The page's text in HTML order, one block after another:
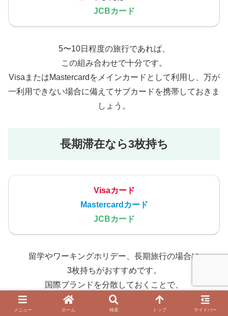
JCBカード
5〜10日程度の旅行であれば、
この組み合わせで十分です。
VisaまたはMastercardをメインカードとして利用し、万が
一利用できない場合に備えてサブカードを携帯しておきま
しょう。
長期滞在なら3枚持ち
Visaカード
Mastercardカード
JCBカード
留学やワーキングホリデー、長期旅行の場合は
3枚持ちがおすすめです。
国際ブランドを分散しておくことで、
より安心して滞在できます。
メニュー ホーム 検索 トップ サイドバー